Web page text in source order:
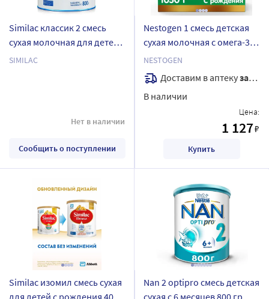
Similac классик 2 смесь
сухая молочная для детей
от 6 до 12 мес 800 гр
SIMILAC
Нет в наличии
Сообщить о поступлении
Nestogen 1 смесь детская
сухая молочная с омега-3
пнжк и лактобактериями
3х350 гр
NESTOGEN
Доставим в аптекузавтра
В наличии
Цена:
1 127₽
Купить
Similac изомил смесь сухая
для детей с рождения 400
Nan 2 optipro смесь детская
сухая с 6 месяцев 800 гр